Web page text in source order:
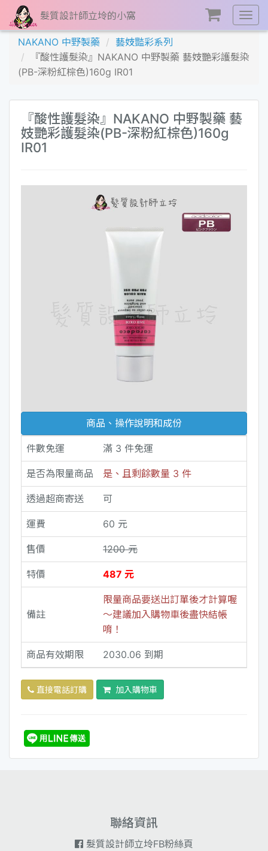
展
開
單
髮質設計師立坽的小窩
NAKANO 中野製藥
藝妓豓彩系列
『酸性護髮染』NAKANO 中野製藥 藝妓艷彩護髮染
(PB-深粉紅棕色)160g IR01
『酸性護髮染』NAKANO 中野製藥 藝
妓艷彩護髮染(PB-深粉紅棕色)160g
IR01
商品、操作說明和成份
件數免運 滿 3 件免運
是否為限量商品 是、且剩餘數量 3 件
透過超商寄送 可
運費 60 元
售價 1200 元
特價 487 元
備註
限量商品要送出訂單後才計算喔
～建議加入購物車後盡快結帳
唷！
商品有效期限 2030.06 到期
直接電話訂購 加入購物車
聯絡資訊
髮質設計師立坽FB粉絲頁